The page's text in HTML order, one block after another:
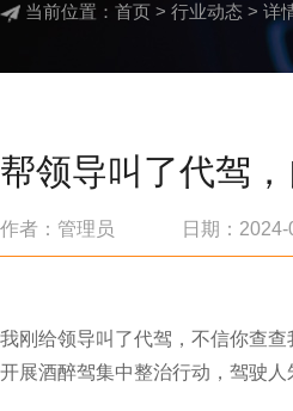
当前位置： 首页 > 行业动态 > 详
帮领导叫了代驾
作者：管理员 日期：
我刚给领导叫了代驾，不信你查
开展酒醉驾集中整治行动，驾驶